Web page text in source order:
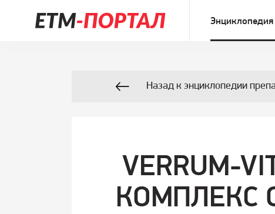
Энциклопедия
Назад к энциклопедии
VERRUM-
КОМПЛЕКС